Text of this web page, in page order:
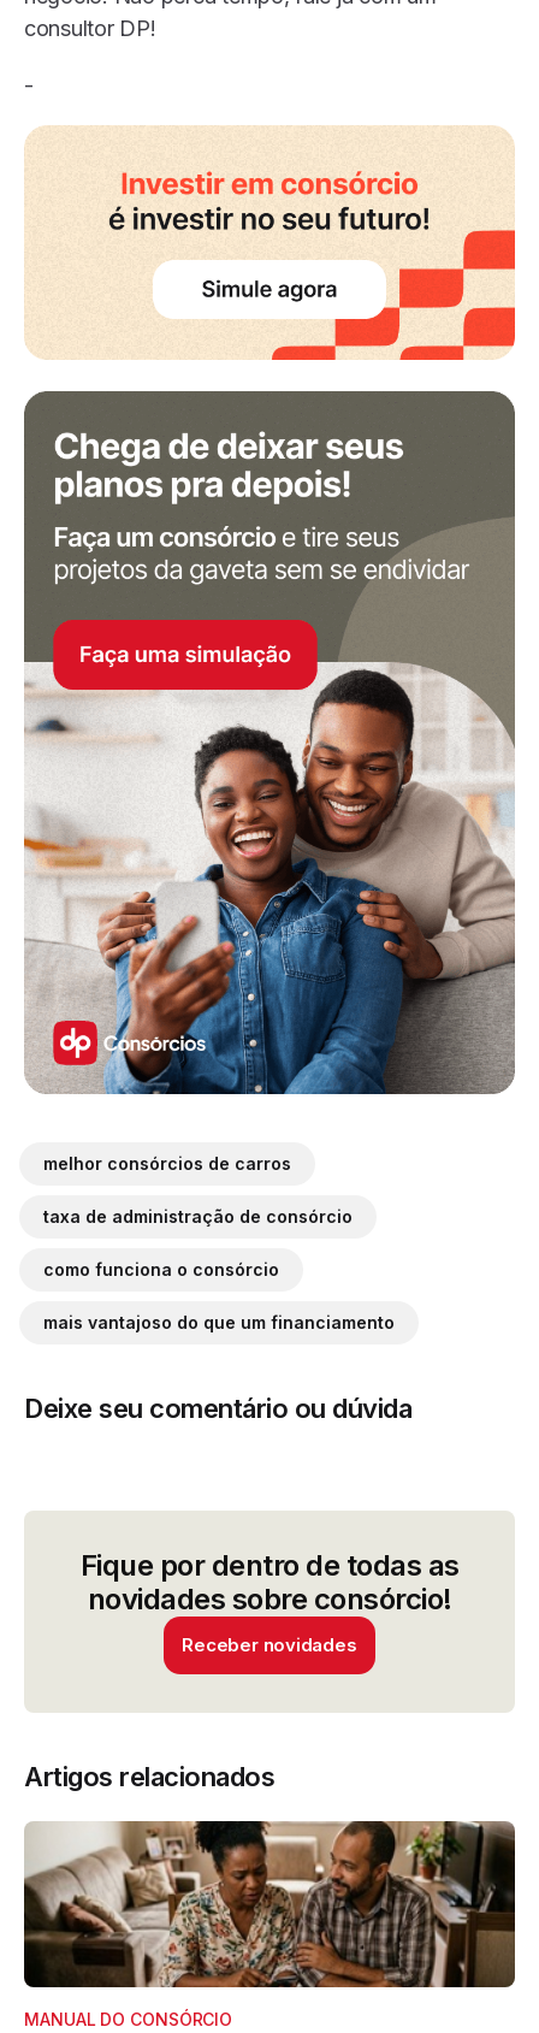
consultor DP!
-
melhor consórcios de carros
taxa de administração de consórcio
como funciona o consórcio
mais vantajoso do que um financiamento
Deixe seu comentário ou dúvida
Fique por dentro de todas as
novidades sobre consórcio!
Receber novidades
Artigos relacionados
MANUAL DO CONSÓRCIO